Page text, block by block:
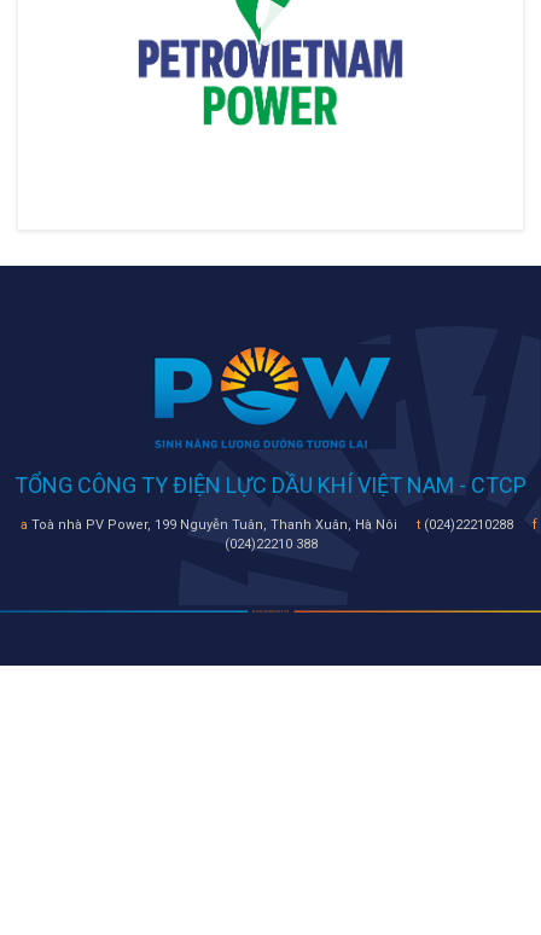
TỔNG CÔNG TY ĐIỆN LỰC DẦU KHÍ VIỆT NAM - CTCP
a Toà nhà PV Power, 199 Nguyễn Tuân, Thanh Xuân, Hà Nôi t(024)22210288